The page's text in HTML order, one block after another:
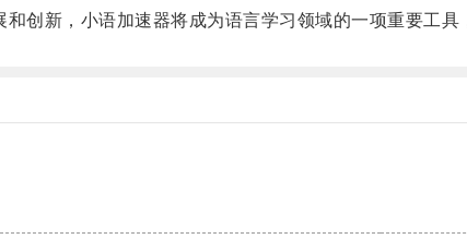
新，小语加速器将成为语言学习领域的一项重要工具